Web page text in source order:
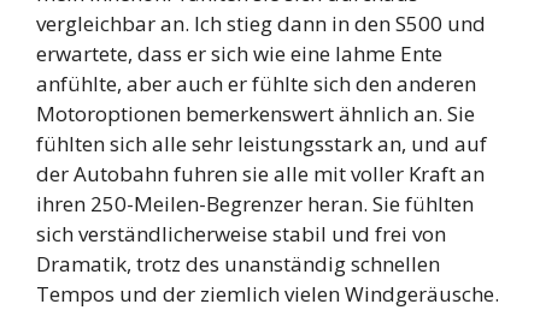
vergleichbar an. Ich stieg dann in den S500 und
erwartete, dass er sich wie eine lahme Ente
anfühlte, aber auch er fühlte sich den anderen
Motoroptionen bemerkenswert ähnlich an. Sie
fühlten sich alle sehr leistungsstark an, und auf
der Autobahn fuhren sie alle mit voller Kraft an
ihren 250-Meilen-Begrenzer heran. Sie fühlten
sich verständlicherweise stabil und frei von
Dramatik, trotz des unanständig schnellen
Tempos und der ziemlich vielen Windgeräusche.